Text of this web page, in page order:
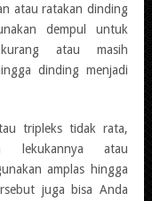
atau ratakan dinding
dempul untuk
atau masih
dinding menjadi
tripleks tidak rata,
lekukannya atau
amplas hingga
juga bisa Anda